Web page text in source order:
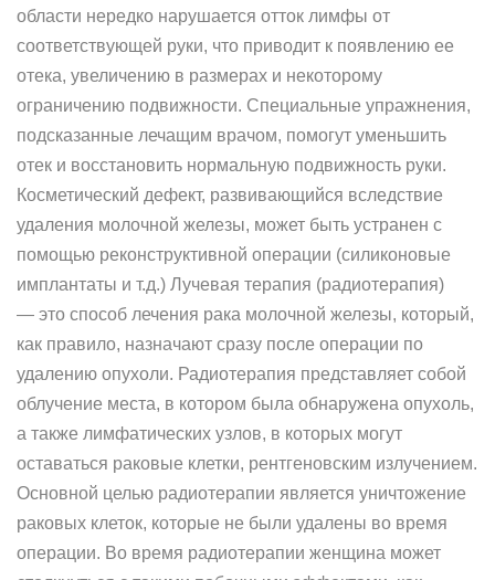
области нередко нарушается отток лимфы от
соответствующей руки, что приводит к появлению ее
отека, увеличению в размерах и некоторому
ограничению подвижности. Специальные упражнения,
подсказанные лечащим врачом, помогут уменьшить
отек и восстановить нормальную подвижность руки.
Косметический дефект, развивающийся вследствие
удаления молочной железы, может быть устранен с
помощью реконструктивной операции (силиконовые
имплантаты и т.д.) Лучевая терапия (радиотерапия)
— это способ лечения рака молочной железы, который,
как правило, назначают сразу после операции по
удалению опухоли. Радиотерапия представляет собой
облучение места, в котором была обнаружена опухоль,
а также лимфатических узлов, в которых могут
оставаться раковые клетки, рентгеновским излучением.
Основной целью радиотерапии является уничтожение
раковых клеток, которые не были удалены во время
операции. Во время радиотерапии женщина может